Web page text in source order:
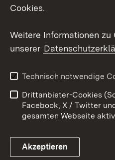
Link zum Landesportal
Barrierefreiheit
Impressum
Cookies.
Weitere Informationen zu
unserer
Technisch notwendige
Drittanbieter-Cookies
Facebook, X / Twitter
gesamten Webseite
Akzeptieren